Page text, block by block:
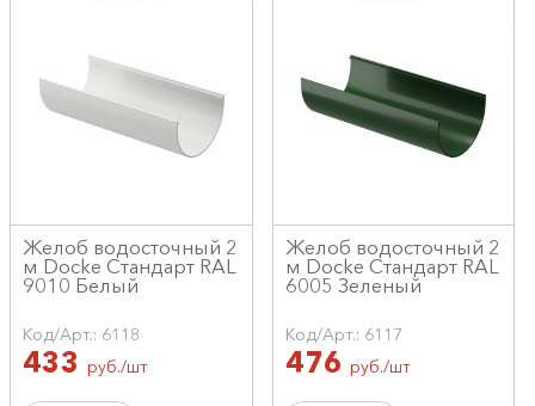
Желоб водосточный 2
м Docke Стандарт RAL
9010 Белый
Код/Арт.: 6118
433 руб./шт
Желоб водосточный 2
м Docke Стандарт RAL
6005 Зеленый
Код/Арт.: 6117
476 руб./шт